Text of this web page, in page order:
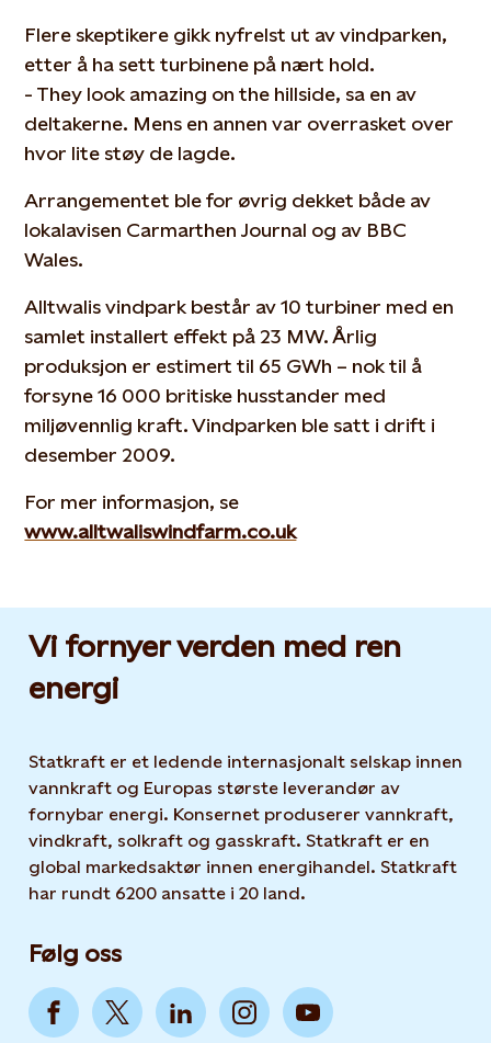
Flere skeptikere gikk nyfrelst ut av vindparken,
etter å ha sett turbinene på nært hold.
- They look amazing on the hillside, sa en av
deltakerne. Mens en annen var overrasket over
hvor lite støy de lagde.
Arrangementet ble for øvrig dekket både av
lokalavisen Carmarthen Journal og av BBC
Wales.
Alltwalis vindpark består av 10 turbiner med en
samlet installert effekt på 23 MW. Årlig
produksjon er estimert til 65 GWh – nok til å
forsyne 16 000 britiske husstander med
miljøvennlig kraft. Vindparken ble satt i drift i
desember 2009.
For mer informasjon, se
www.alltwaliswindfarm.co.uk
Vi fornyer verden med ren
energi
Statkraft er et ledende internasjonalt selskap innen
vannkraft og Europas største leverandør av
fornybar energi. Konsernet produserer vannkraft,
vindkraft, solkraft og gasskraft. Statkraft er en
global markedsaktør innen energihandel. Statkraft
har rundt 6200 ansatte i 20 land.
Følg oss